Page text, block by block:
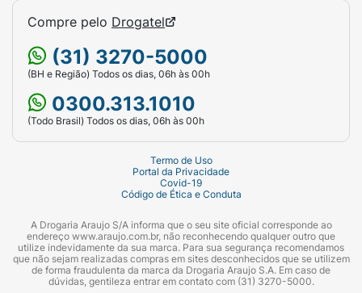
Compre pelo Drogatel
(31) 3270-5000
(BH e Região) Todos os dias, 06h às 00h
0300.313.1010
(Todo Brasil) Todos os dias, 06h às 00h
Termo de Uso
Portal da Privacidade
Covid-19
Código de Ética e Conduta
A Drogaria Araujo S/A informa que o seu site oficial corresponde ao
endereço www.araujo.com.br, não reconhecendo qualquer outro que
utilize indevidamente da sua marca. Para sua segurança recomendamos
que não sejam realizadas compras em sites desconhecidos que se utilizem
de forma fraudulenta da marca da Drogaria Araujo S.A. Em caso de
dúvidas, gentileza entrar em contato com (31) 3270-5000.